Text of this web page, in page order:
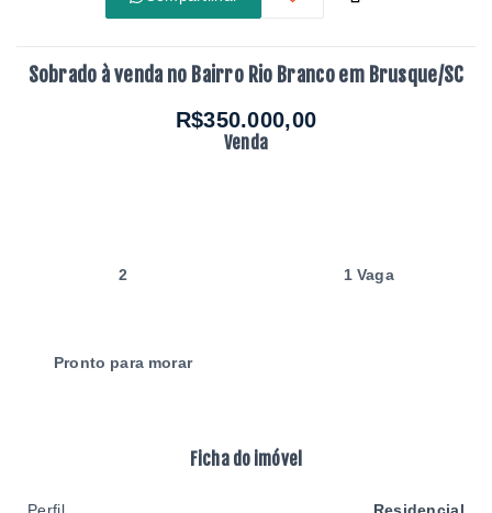
Sobrado à venda no Bairro Rio Branco em Brusque/SC
R$350.000,00
Venda
2 1 Vaga
Pronto para morar
Ficha do imóvel